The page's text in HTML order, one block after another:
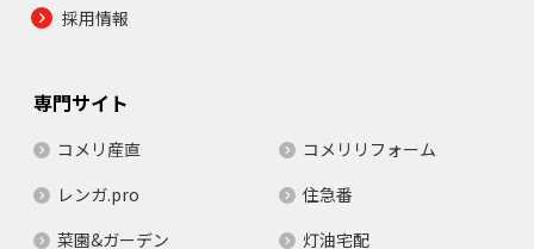
採用情報
専門サイト
コメリ産直
コメリリフォーム
レンガ.pro
住急番
菜園&ガーデン
灯油宅配